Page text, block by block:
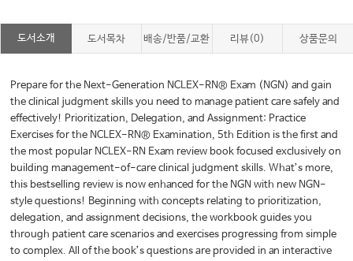
도서소개 도서목차 배송/반품/교환 리뷰(0) 상품문의
Prepare for the Next-Generation NCLEX-RN® Exam (NGN) and gain
the clinical judgment skills you need to manage patient care safely and
effectively! Prioritization, Delegation, and Assignment: Practice
Exercises for the NCLEX-RN® Examination, 5th Edition is the first and
the most popular NCLEX-RN Exam review book focused exclusively on
building management-of-care clinical judgment skills. What’s more,
this bestselling review is now enhanced for the NGN with new NGN-
style questions! Beginning with concepts relating to prioritization,
delegation, and assignment decisions, the workbook guides you
through patient care scenarios and exercises progressing from simple
to complex. All of the book’s questions are provided in an interactive